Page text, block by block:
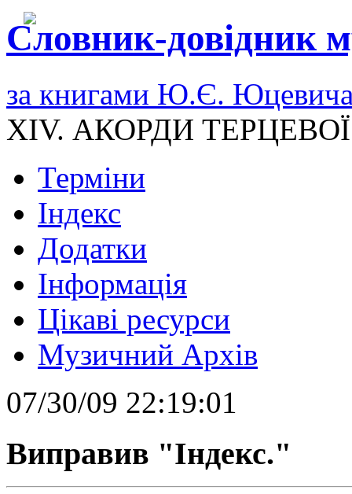
Словник-довідник
за книгами Ю.Є.
XIV. АКОРДИ
Терміни
Індекс
Додатки
Інформація
Цікаві ресурси
Музичний Архів
07/30/09 22:19:01
Виправив "Індекс."